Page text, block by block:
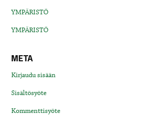
YMPÄRISTÖ
YMPÄRISTÖ
META
Kirjaudu sisään
Sisältösyöte
Kommenttisyöte